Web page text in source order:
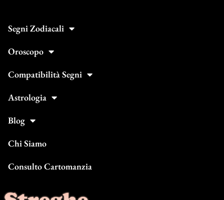
Segni Zodiacali
Oroscopo
Compatibilità Segni
Astrologia
Blog
Chi Siamo
Consulto Cartomanzia